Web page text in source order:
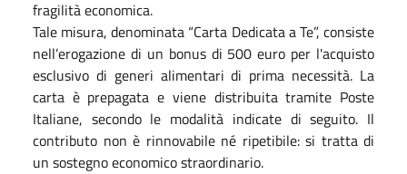
fragilità economica.
Tale misura, denominata “Carta Dedicata a Te”, consiste
nell’erogazione di un bonus di 500 euro per l'acquisto
esclusivo di generi alimentari di prima necessità. La
carta è prepagata e viene distribuita tramite Poste
Italiane, secondo le modalità indicate di seguito. Il
contributo non è rinnovabile né ripetibile: si tratta di
un sostegno economico straordinario.